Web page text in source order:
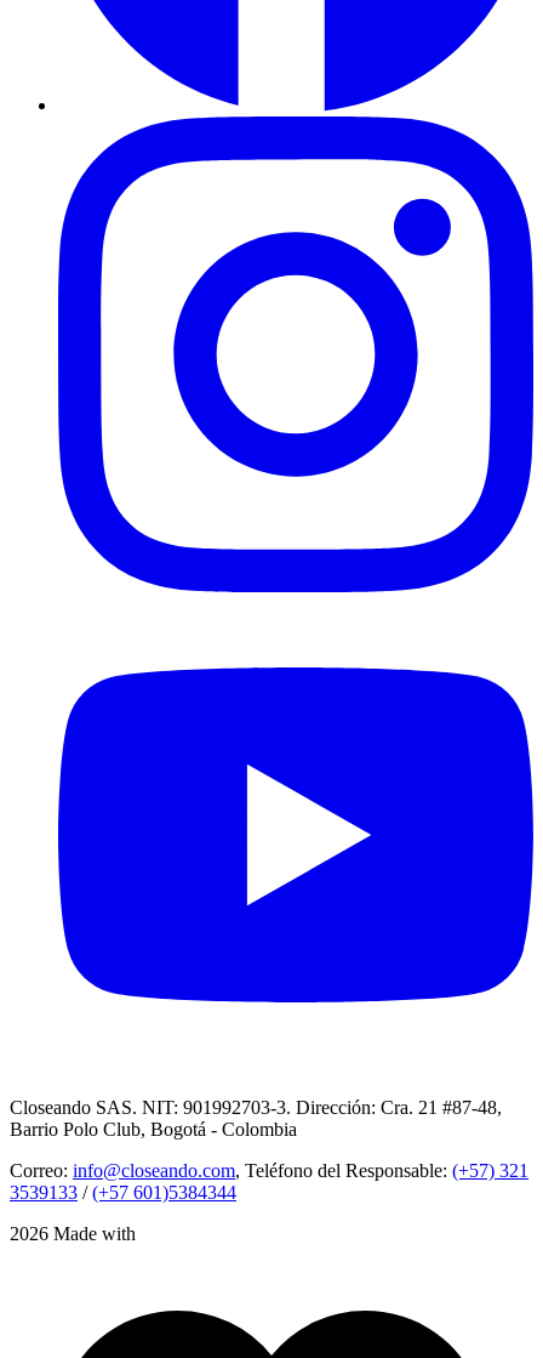
Closeando SAS. NIT: 901992703-3. Dirección: Cra. 21 #87-48,
Barrio Polo Club, Bogotá - Colombia
Correo: info@closeando.com, Teléfono del Responsable: (+57) 321
3539133 /(+57 601)5384344
2026 Made with